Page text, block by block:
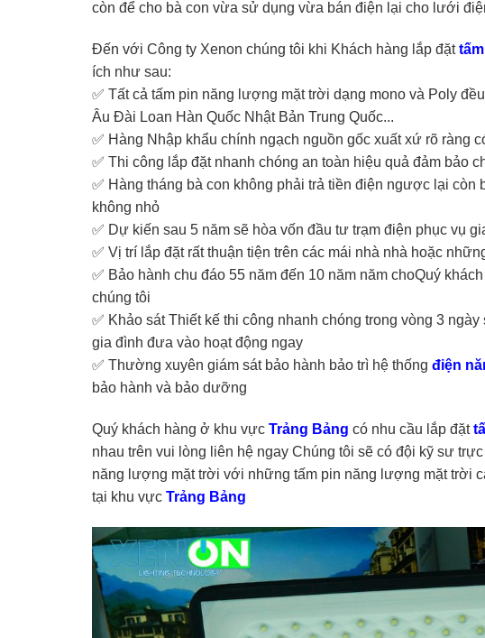
còn để cho bà con vừa sử dụng vừa bán điện lại cho lưới
Đến với Công ty Xenon chúng tôi khi Khách hàng lắp đặt
ích như sau:
✅ Tất cả tấm pin năng lượng mặt trời dạng mono và Poly
Âu Đài Loan Hàn Quốc Nhật Bản Trung Quốc...
✅ Hàng Nhập khẩu chính ngạch nguồn gốc xuất xứ rõ ràng
✅ Thi công lắp đặt nhanh chóng an toàn hiệu quả đảm bảo
✅ Hàng tháng bà con không phải trả tiền điện ngược lại
không nhỏ
✅ Dự kiến sau 5 năm sẽ hòa vốn đầu tư trạm điện phục vụ
✅ Vị trí lắp đặt rất thuận tiện trên các mái nhà nhà hoặc
✅ Bảo hành chu đáo 55 năm đến 10 năm năm choQuý
chúng tôi
✅ Khảo sát Thiết kế thi công nhanh chóng trong vòng 3
gia đình đưa vào hoạt động ngay
✅ Thường xuyên giám sát bảo hành bảo trì hệ thống điện
bảo hành và bảo dưỡng
Quý khách hàng ở khu vực Trảng Bảng có nhu cầu lắp đặt
nhau trên vui lòng liên hệ ngay Chúng tôi sẽ có đội kỹ sư
năng lượng mặt trời với những tấm pin năng lượng mặt trời
tại khu vực Trảng Bảng